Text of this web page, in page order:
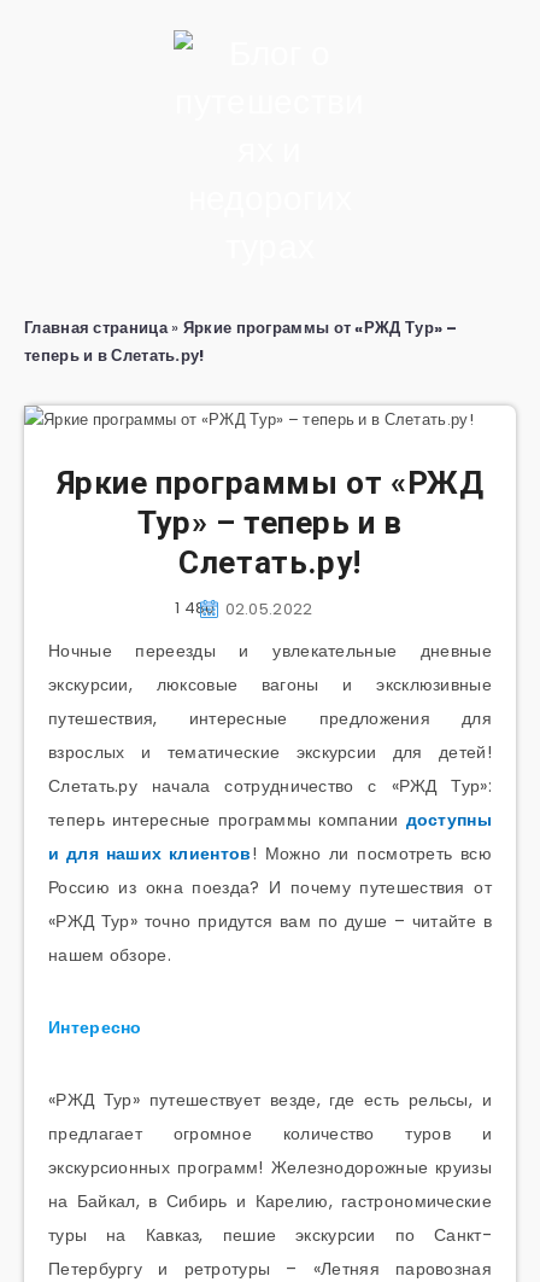
Главная страница» Яркие программы от «РЖД Тур» –
теперь и в Слетать.ру!
Яркие программы от «РЖД
Тур» – теперь и в
Слетать.ру!
02.05.2022
1 480
Ночные переезды и увлекательные дневные
экскурсии, люксовые вагоны и эксклюзивные
путешествия, интересные предложения для
взрослых и тематические экскурсии для детей!
Слетать.ру начала сотрудничество с «РЖД Тур»:
теперь интересные программы компании доступны
и для наших клиентов! Можно ли посмотреть всю
Россию из окна поезда? И почему путешествия от
«РЖД Тур» точно придутся вам по душе – читайте в
нашем обзоре.
Интересно
«РЖД Тур» путешествует везде, где есть рельсы, и
предлагает огромное количество туров и
экскурсионных программ! Железнодорожные круизы
на Байкал, в Сибирь и Карелию, гастрономические
туры на Кавказ, пешие экскурсии по Санкт-
Петербургу и ретротуры – «Летняя паровозная